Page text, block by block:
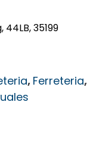
35199
, Ferreteria,